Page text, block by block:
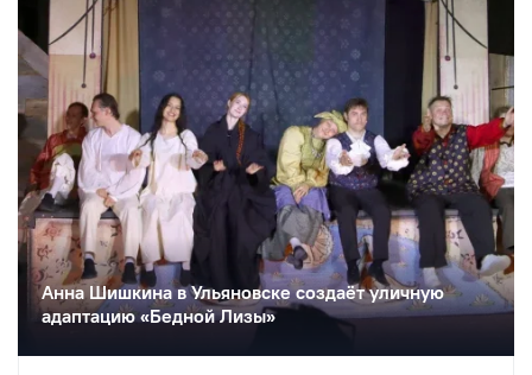
Анна Шишкина в Ульяновске создаëт уличную
адаптацию «Бедной Лизы»